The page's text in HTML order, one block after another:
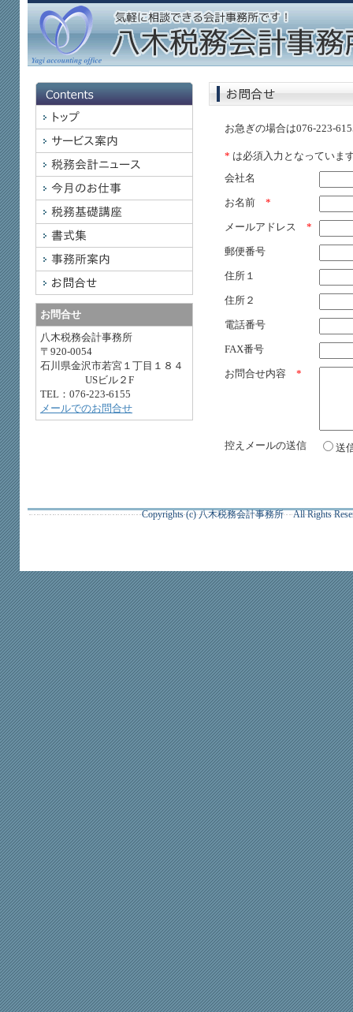
お急ぎの場合は076-223-
* は必須入力となっていま
会社名
お名前 *
メールアドレス *
郵便番号
住所１
住所２
電話番号
FAX番号
お問合せ内容 *
控えメールの送信 送
お問合せ
八木税務会計事務所
〒920-0054
石川県金沢市若宮１丁目１８４
USビル２F
TEL：076-223-6155
メールでのお問合せ
Copyrights (c) 八木税務会計事務所 All Rights